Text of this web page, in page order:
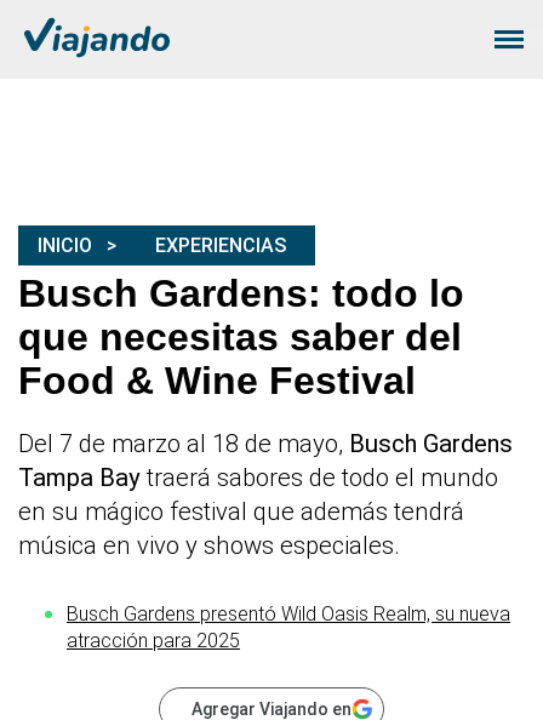
INICIO EXPERIENCIAS
Busch Gardens: todo lo
que necesitas saber del
Food & Wine Festival
Del 7 de marzo al 18 de mayo, Busch Gardens
Tampa Baytraerá sabores de todo el mundo
en su mágico festival que además tendrá
música en vivo y shows especiales.
Busch Gardens presentó Wild Oasis Realm, su nueva
atracción para 2025
Agregar Viajando en